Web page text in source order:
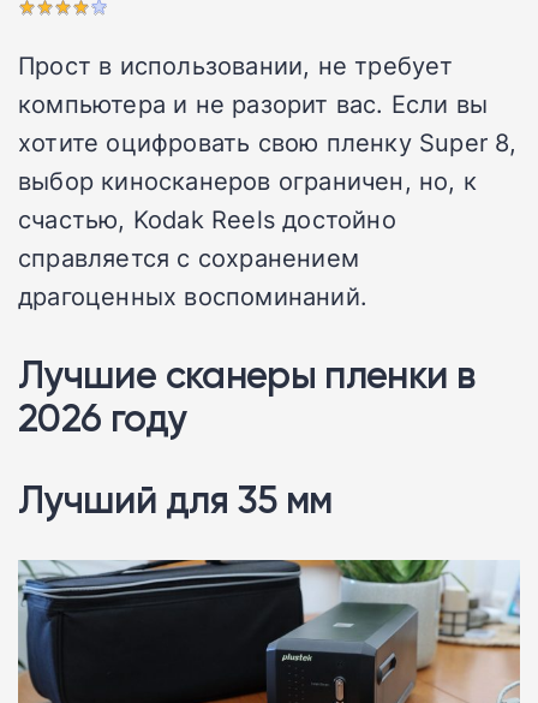
Прост в использовании, не требует
компьютера и не разорит вас. Если вы
хотите оцифровать свою пленку Super 8,
выбор киносканеров ограничен, но, к
счастью, Kodak Reels достойно
справляется с сохранением
драгоценных воспоминаний.
Лучшие сканеры пленки в
2026 году
Лучший для 35 мм